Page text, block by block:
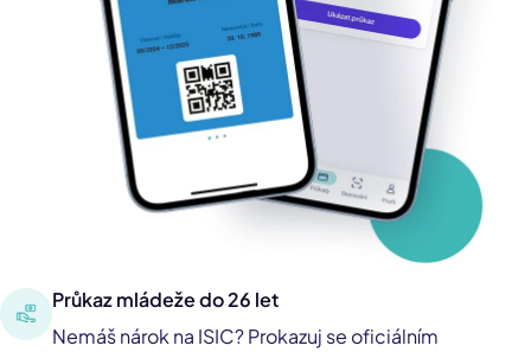
Průkaz mládeže do 26 let
Nemáš nárok na ISIC? Prokazuj se oficiálním